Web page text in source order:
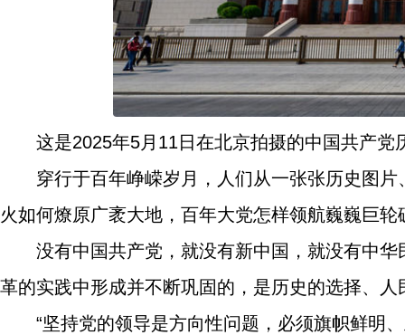
这是2025年5月11日在北京拍摄的中国共产
穿行于百年峥嵘岁月，人们从一张张历史图
火如何燎原广袤大地，百年大党怎样领航巍巍巨轮
没有中国共产党，就没有新中国，就没有中
革的实践中形成并不断巩固的，是历史的选择、人
“坚持党的领导是方向性问题，必须旗帜鲜明